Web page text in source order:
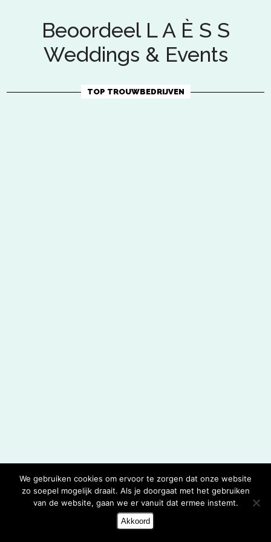
Beoordeel L A È S S
Weddings & Events
TOP TROUWBEDRIJVEN
We gebruiken cookies om ervoor te zorgen dat onze website
zo soepel mogelijk draait. Als je doorgaat met het gebruiken
van de website, gaan we er vanuit dat ermee instemt.
Akkoord